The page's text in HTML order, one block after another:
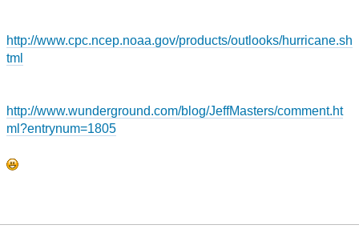
http://www.cpc.ncep.noaa.gov/products/outlooks/hurricane.sh
tml
http://www.wunderground.com/blog/JeffMasters/comment.ht
ml?entrynum=1805